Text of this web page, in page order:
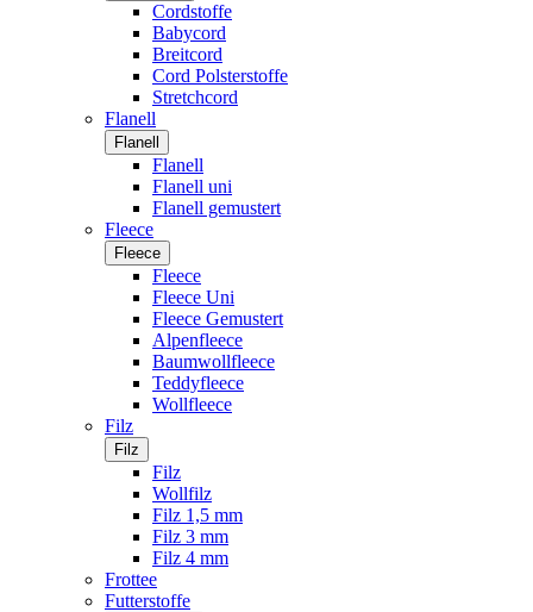
Cordstoffe
Babycord
Breitcord
Cord Polsterstoffe
Stretchcord
Flanell
Flanell
Flanell
Flanell uni
Flanell gemustert
Fleece
Fleece
Fleece
Fleece Uni
Fleece Gemustert
Alpenfleece
Baumwollfleece
Teddyfleece
Wollfleece
Filz
Filz
Filz
Wollfilz
Filz 1,5 mm
Filz 3 mm
Filz 4 mm
Frottee
Futterstoffe